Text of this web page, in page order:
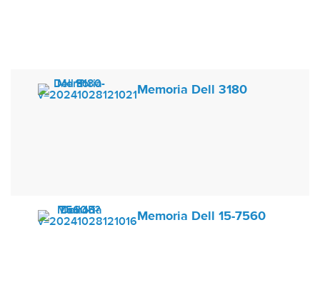
Memoria Dell 3180
Memoria Dell 15-7560